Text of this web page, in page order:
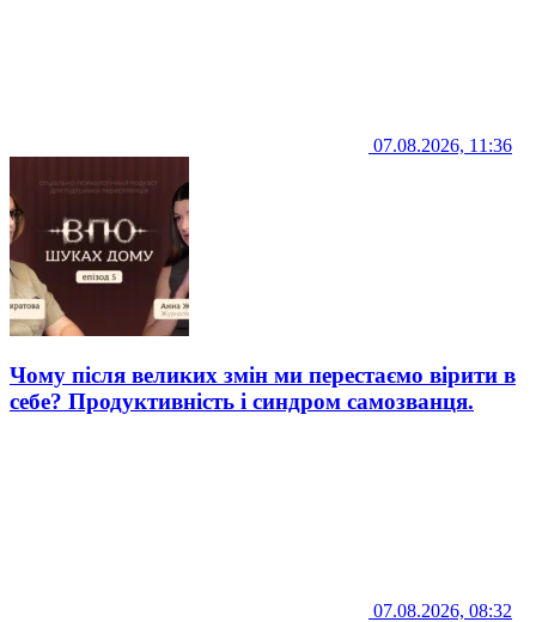
07.08.2026, 11:36
Чому після великих змін ми перестаємо вірити в
себе? Продуктивність і синдром самозванця.
07.08.2026, 08:32